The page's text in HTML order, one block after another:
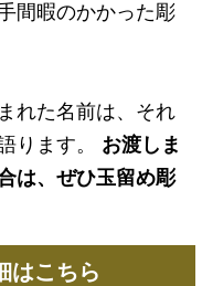
間暇のかかった彫
れた名前は、それ
ります。 お渡しま
は、ぜひ玉留め彫
はこちら